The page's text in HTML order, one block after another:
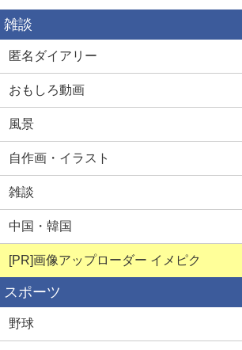
雑談
匿名ダイアリー
おもしろ動画
風景
自作画・イラスト
雑談
中国・韓国
[PR]画像アップローダー イメピク
スポーツ
野球